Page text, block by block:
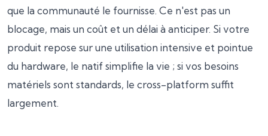
que la communauté le fournisse. Ce n'est pas un
blocage, mais un coût et un délai à anticiper. Si votre
produit repose sur une utilisation intensive et pointue
du hardware, le natif simplifie la vie ; si vos besoins
matériels sont standards, le cross-platform suffit
largement.